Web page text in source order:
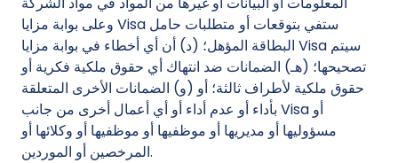
وعلى بوابة مزايا Visa ستفي بتوقعات أو متطلبات حامل
البطاقة المؤهل؛ (د) أن أي أخطاء في بوابة مزايا Visa سيتم
تصحيحها؛ (هـ) الضمانات ضد انتهاك أي حقوق ملكية فكرية أو
حقوق ملكية لأطراف ثالثة؛ أو (و) الضمانات الأخرى المتعلقة
بأداء أو عدم أداء أو أي أعمال أخرى من جانب Visa أو
مسؤوليها أو مديريها أو موظفيها أو موظفيها أو وكلائها أو
المرخصين أو الموردين.